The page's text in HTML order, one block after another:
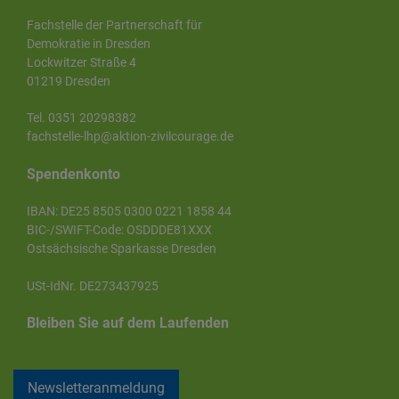
Fachstelle der Partnerschaft für
Demokratie in Dresden
Lockwitzer Straße 4
01219 Dresden
Tel. 0351 20298382
fachstelle-lhp@aktion-zivilcourage.de
Spendenkonto
IBAN: DE25 8505 0300 0221 1858 44
BIC-/SWIFT-Code: OSDDDE81XXX
Ostsächsische Sparkasse Dresden
USt-IdNr. DE273437925
Bleiben Sie auf dem Laufenden
Newsletteranmeldung